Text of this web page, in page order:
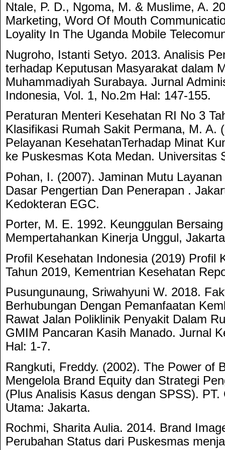
Ntale, P. D., Ngoma, M. & Muslime, A.
Marketing, Word Of Mouth
Loyality In The Uganda Mobile
Nugroho, Istanti Setyo. 2013. Analisis
terhadap Keputusan Masyarakat dalam
Muhammadiyah Surabaya. Jurnal
Indonesia, Vol. 1, No.2m Hal: 147-155.
Peraturan Menteri Kesehatan RI No 3
Klasifikasi Rumah Sakit Permana, M. A.
Pelayanan KesehatanTerhadap Minat
ke Puskesmas Kota Medan. Universitas
Pohan, I. (2007). Jaminan Mutu
Dasar Pengertian Dan Penerapan .
Kedokteran EGC.
Porter, M. E. 1992. Keunggulan
Mempertahankan Kinerja Unggul,
Profil Kesehatan Indonesia (2019) Profil
Tahun 2019, Kementrian Kesehatan
Pusungunaung, Sriwahyuni W. 2018.
Berhubungan Dengan Pemanfaatan
Rawat Jalan Poliklinik Penyakit Dalam
GMIM Pancaran Kasih Manado. Jurnal
Hal: 1-7.
Rangkuti, Freddy. (2002). The Power of
Mengelola Brand Equity dan Strategi
(Plus Analisis Kasus dengan SPSS).
Utama: Jakarta.
Rochmi, Sharita Aulia. 2014. Brand
Perubahan Status dari Puskesmas